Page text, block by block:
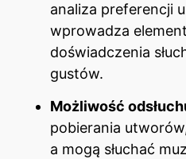
analiza preferencji
wprowadza
doświadczenia
gustów.
Możliwość
pobierania
a mogą słuchać